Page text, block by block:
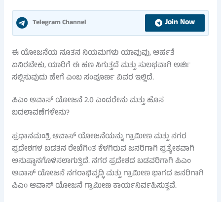
Telegram Channel Join Now
ಈ ಯೋಜನೆಯ ನೂತನ ನಿಯಮಗಳು ಯಾವುವು, ಅರ್ಹತೆ
ಏನಿರಬೇಕು, ಯಾರಿಗೆ ಈ ಹಣ ಸಿಗುತ್ತದೆ ಮತ್ತು ಸುಲಭವಾಗಿ ಅರ್ಜಿ
ಸಲ್ಲಿಸುವುದು ಹೇಗೆ ಎಂಬ ಸಂಪೂರ್ಣ ವಿವರ ಇಲ್ಲಿದೆ.
ಪಿಎಂ ಆವಾಸ್ ಯೋಜನೆ 2.0 ಎಂದರೇನು ಮತ್ತು ಹೊಸ
ಬದಲಾವಣೆಗಳೇನು?
ಪ್ರಧಾನಮಂತ್ರಿ ಆವಾಸ್ ಯೋಜನೆಯನ್ನು ಗ್ರಾಮೀಣ ಮತ್ತು ನಗರ
ಪ್ರದೇಶಗಳ ಬಡತನ ರೇಖೆಗಿಂತ ಕೆಳಗಿರುವ ಜನರಿಗಾಗಿ ಪ್ರತ್ಯೇಕವಾಗಿ
ಅನುಷ್ಠಾನಗೊಳಿಸಲಾಗುತ್ತಿದೆ. ನಗರ ಪ್ರದೇಶದ ಬಡವರಿಗಾಗಿ ಪಿಎಂ
ಆವಾಸ್ ಯೋಜನೆ ನಗರಾಭಿವೃದ್ಧಿ ಮತ್ತು ಗ್ರಾಮೀಣ ಭಾಗದ ಜನರಿಗಾಗಿ
ಪಿಎಂ ಆವಾಸ್ ಯೋಜನೆ ಗ್ರಾಮೀಣ ಕಾರ್ಯನಿರ್ವಹಿಸುತ್ತವೆ.